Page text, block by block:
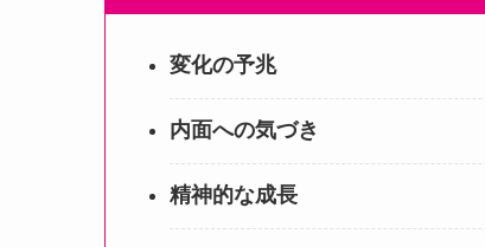
変化の予兆
内面への気づき
精神的な成長